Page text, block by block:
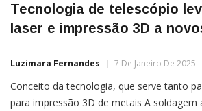
Tecnologia de telescópio
laser e impressão 3D a
Luzimara Fernandes 7 De Janeiro De 2025
Conceito da tecnologia, que serve tanto
para impressão 3D de metais A soldagem